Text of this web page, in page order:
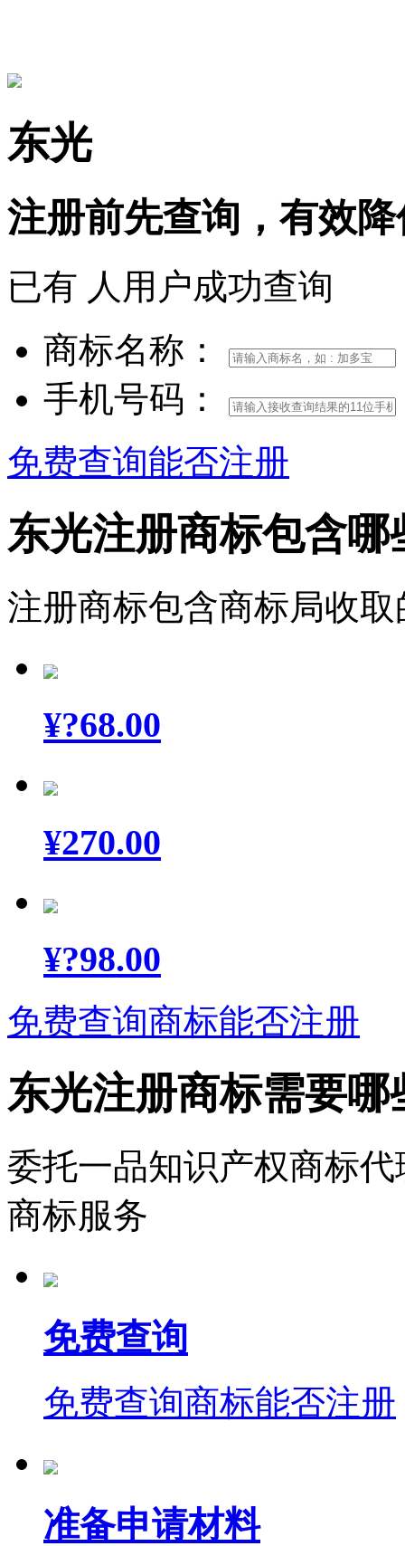
东光
注册前先查询， 有效
已有 人用户成功查询
商标名称：
手机号码：
免费查询能否注册
东光注册商标包含哪
注册商标包含商标局收
¥?68.00
¥270.00
¥?98.00
免费查询商标能否注册
东光注册商标需要哪
委托一品知识产权商标
商标服务
免费查询
免费查询商标能否注册
准备申请材料